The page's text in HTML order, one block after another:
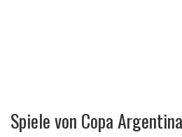
Spiele von Copa Argentina